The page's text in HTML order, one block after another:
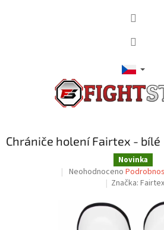
Chrániče holení Fairtex - bílé
Novinka
Průměrné
0,0
Neohodnoceno
Značka:Fairtex